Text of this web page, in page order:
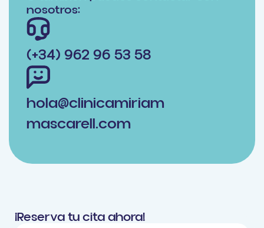
nosotros:
(+34) 962 96 53 58
hola@clinicamiriam
mascarell.com
¡Reserva tu cita ahora!